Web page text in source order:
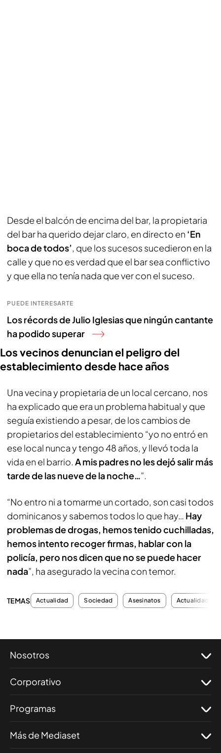
Desde el balcón de encima del bar, la propietaria
del bar ha querido dejar claro, en directo en ‘En
boca de todos’, que los sucesos sucedieron en la
calle y que no es verdad que el bar sea conflictivo
y que ella no tenía nada que ver con el suceso.
PUEDE INTERESARTE
Los récords de Julio Iglesias que ningún cantante
ha podido superar
Los vecinos denuncian el peligro del
establecimiento desde hace años
Una vecina y propietaria de un local cercano, nos
ha explicado que era un problema habitual y que
seguía existiendo a pesar, de los cambios de
propietarios del establecimiento “yo no entró en
ese local nunca y tengo 48 años, y llevó toda la
vida en el barrio. A mis padres no les dejó salir más
tarde de las nueve de la noche…”.
“No entro ni a tomarme un cortado, son casi todos
dominicanos y sabemos todos lo que hay… Hay
problemas de drogas, hemos tenido cuchilladas,
hemos intento recoger firmas, hablar con la
policía, pero nos dicen que no se puede hacer
nada”, ha asegurado la vecina con temor.
TEMAS Actualidad Sociedad Asesinatos Actualidad
Nosotros
Corporativo
Programas
Más de Mediaset